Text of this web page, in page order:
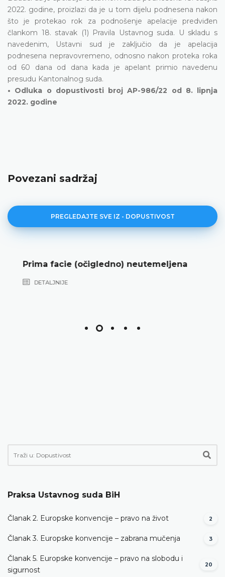
2022. godine, proizlazi da je u tom dijelu podnesena nakon
što je protekao rok za podnošenje apelacije predviđen
člankom 18. stavak (1) Pravila Ustavnog suda. U skladu s
navedenim, Ustavni sud je zaključio da je apelacija
podnesena nepravovremeno, odnosno nakon proteka roka
od 60 dana od dana kada je apelant primio navedenu
presudu Kantonalnog suda.
• Odluka o dopustivosti broj AP-986/22 od 8. lipnja
2022. godine
Povezani sadržaj
PREGLEDAJTE SVE IZ - DOPUSTIVOST
Prima facie (očigledno) neutemeljena
DETALJNIJE
Praksa Ustavnog suda BiH
Članak 2. Europske konvencije – pravo na život 2
Članak 3. Europske konvencije – zabrana mučenja 3
Članak 5. Europske konvencije – pravo na slobodu i
sigurnost
20